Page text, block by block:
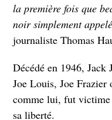
la première fois que
noir simplement
journaliste Thomas
Décédé en 1946, Jack
Joe Louis, Joe
comme lui, fut victime
sa liberté.